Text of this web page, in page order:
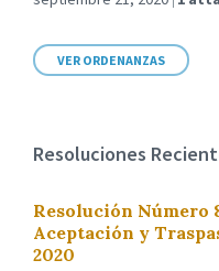
VER ORDENANZAS
Resoluciones
Resolución Número
Aceptación y
2020